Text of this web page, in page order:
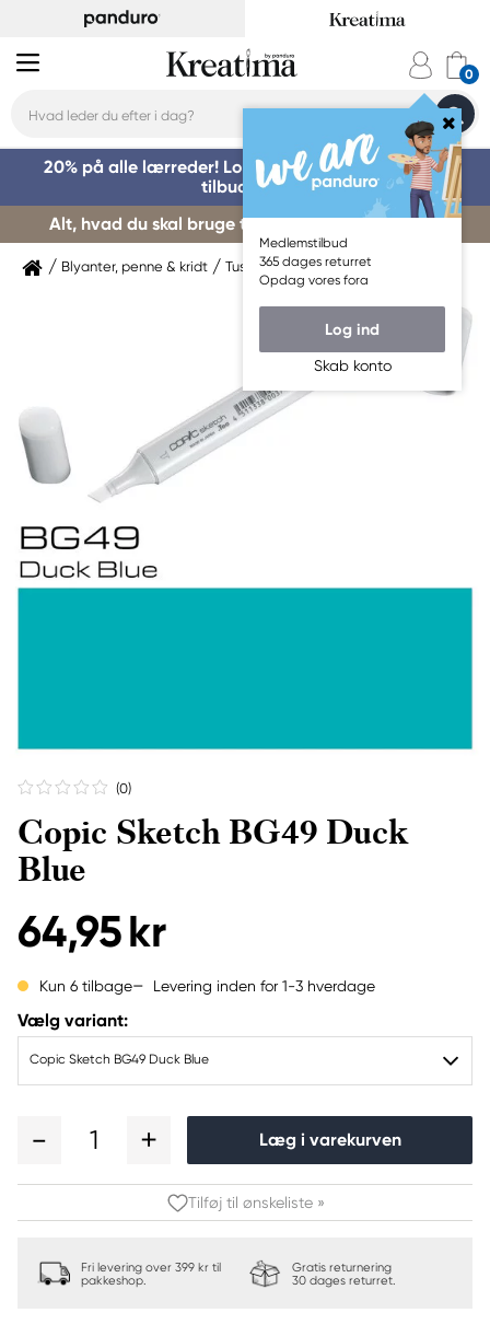
Medlemstilbud
365 dages returret
Opdag vores fora
Log ind
Skab konto
20% på alle lærreder! Log på for at benytte dig af
tilbuddet »
Alt, hvad du skal bruge til kursusstart – køb her »
Blyanter, penne & kridt Tuschpenne & markers
(0)
Copic Sketch BG49 Duck
Blue
64,95 kr
Kun 6 tilbage Levering inden for 1-3 hverdage
Vælg variant:
Copic Sketch BG49 Duck Blue
1 Læg i varekurven
Tilføj til ønskeliste »
Fri levering over 399 kr til
pakkeshop.
Gratis returnering
30 dages returret.